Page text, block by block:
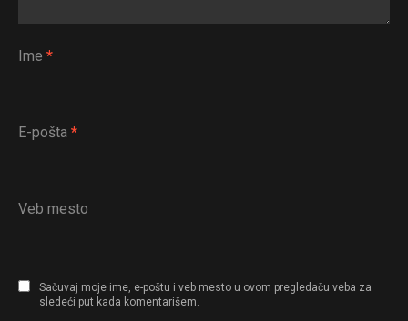
Ime *
E-pošta *
Veb mesto
Sačuvaj moje ime, e-poštu i veb mesto u ovom pregledaču veba za
sledeći put kada komentarišem.